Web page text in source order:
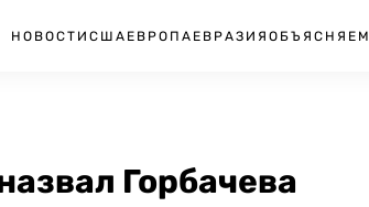
НОВОСТИ США ЕВРОПА ЕВРАЗИЯ ОБЪЯСНЯЕМ
Горбачева